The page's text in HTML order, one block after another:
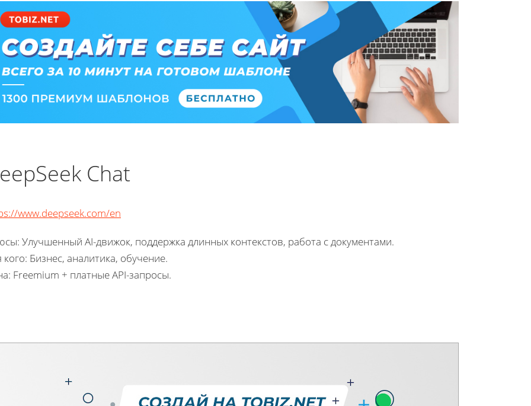
Chat
www.deepseek.com/en
Улучшенный AI-движок, поддержка длинных контекстов, работа с документами.
кого: Бизнес, аналитика, обучение.
Freemium + платные API-запросы.